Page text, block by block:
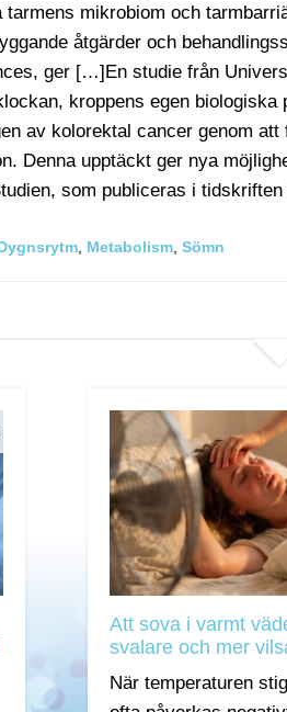
mikrobiom och
åtgärder och
ger […]En studie från
kroppens egen biologiska
av kolorektal cancer genom att
Denna upptäckt ger nya
som publiceras i
Metabolism Sömn
Att sova i varmt
svalare och mer
När temperaturen